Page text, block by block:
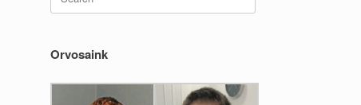
for:
Orvosaink